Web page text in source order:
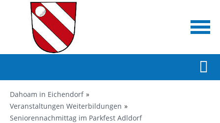
Dahoam in Eichendorf
Veranstaltungen Weiterbildungen
Seniorennachmittag im Parkfest Adldorf